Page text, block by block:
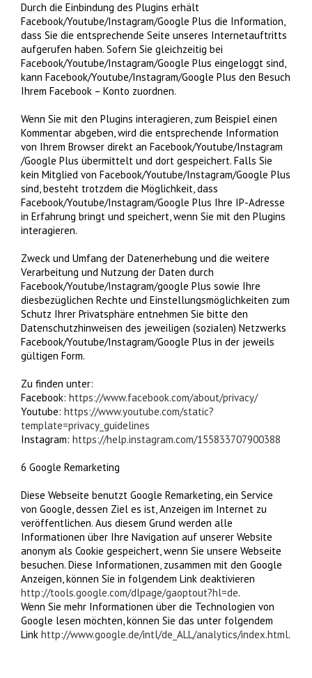
Durch die Einbindung des Plugins erhält
Facebook/Youtube/Instagram/Google Plus die Information,
dass Sie die entsprechende Seite unseres Internetauftritts
aufgerufen haben. Sofern Sie gleichzeitig bei
Facebook/Youtube/Instagram/Google Plus eingeloggt sind,
kann Facebook/Youtube/Instagram/Google Plus den Besuch
Ihrem Facebook – Konto zuordnen.
Wenn Sie mit den Plugins interagieren, zum Beispiel einen
Kommentar abgeben, wird die entsprechende Information
von Ihrem Browser direkt an Facebook/Youtube/Instagram
/Google Plus übermittelt und dort gespeichert. Falls Sie
kein Mitglied von Facebook/Youtube/Instagram/Google Plus
sind, besteht trotzdem die Möglichkeit, dass
Facebook/Youtube/Instagram/Google Plus Ihre IP-Adresse
in Erfahrung bringt und speichert, wenn Sie mit den Plugins
interagieren.
Zweck und Umfang der Datenerhebung und die weitere
Verarbeitung und Nutzung der Daten durch
Facebook/Youtube/Instagram/google Plus sowie Ihre
diesbezüglichen Rechte und Einstellungsmöglichkeiten zum
Schutz Ihrer Privatsphäre entnehmen Sie bitte den
Datenschutzhinweisen des jeweiligen (sozialen) Netzwerks
Facebook/Youtube/Instagram/Google Plus in der jeweils
gültigen Form.
Zu finden unter:
Facebook: https://www.facebook.com/about/privacy/
Youtube: https://www.youtube.com/static?
template=privacy_guidelines
Instagram: https://help.instagram.com/155833707900388
6 Google Remarketing
Diese Webseite benutzt Google Remarketing, ein Service
von Google, dessen Ziel es ist, Anzeigen im Internet zu
veröffentlichen. Aus diesem Grund werden alle
Informationen über Ihre Navigation auf unserer Website
anonym als Cookie gespeichert, wenn Sie unsere Webseite
besuchen. Diese Informationen, zusammen mit den Google
Anzeigen, können Sie in folgendem Link deaktivieren
http://tools.google.com/dlpage/gaoptout?hl=de.
Wenn Sie mehr Informationen über die Technologien von
Google lesen möchten, können Sie das unter folgendem
Link http://www.google.de/intl/de_ALL/analytics/index.html.